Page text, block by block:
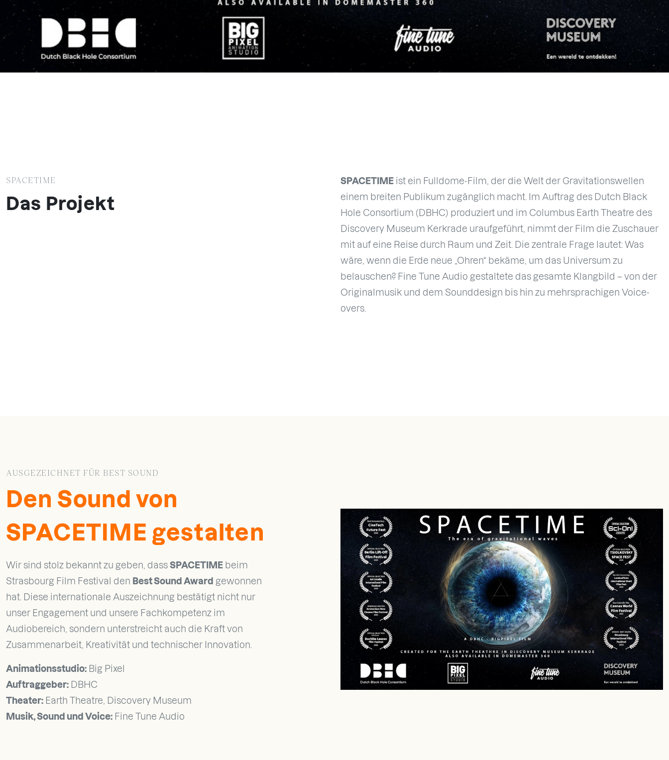
SPACETIME
Das Projekt
SPACETIME ist ein Fulldome-Film, der die Welt der Gravitationswellen
einem breiten Publikum zugänglich macht. Im Auftrag des Dutch Black
Hole Consortium (DBHC) produziert und im Columbus Earth Theatre des
Discovery Museum Kerkrade uraufgeführt, nimmt der Film die Zuschauer
mit auf eine Reise durch Raum und Zeit. Die zentrale Frage lautet: Was
wäre, wenn die Erde neue „Ohren“ bekäme, um das Universum zu
belauschen? Fine Tune Audio gestaltete das gesamte Klangbild – von der
Originalmusik und dem Sounddesign bis hin zu mehrsprachigen Voice-
overs.
AUSGEZEICHNET FÜR BEST SOUND
Den Sound von
SPACETIME gestalten
Wir sind stolz bekannt zu geben, dass SPACETIME beim
Strasbourg Film Festival den Best Sound Award gewonnen
hat. Diese internationale Auszeichnung bestätigt nicht nur
unser Engagement und unsere Fachkompetenz im
Audiobereich, sondern unterstreicht auch die Kraft von
Zusammenarbeit, Kreativität und technischer Innovation.
Animationsstudio: Big Pixel
Auftraggeber: DBHC
Theater: Earth Theatre, Discovery Museum
Musik, Sound und Voice: Fine Tune Audio